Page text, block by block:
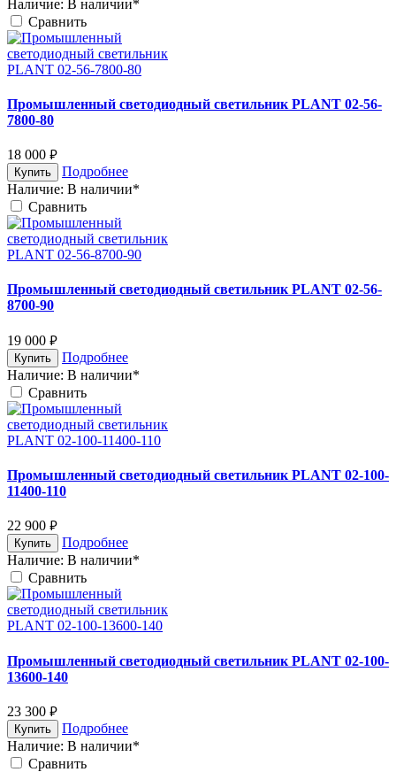
Наличие: В наличии*
Cравнить
Промышленный светодиодный светильник PLANT 02-56-
7800-80
18 000 руб.
Купить
Подробнее
Наличие: В наличии*
Cравнить
Промышленный светодиодный светильник PLANT 02-56-
8700-90
19 000 руб.
Купить
Подробнее
Наличие: В наличии*
Cравнить
Промышленный светодиодный светильник PLANT 02-100-
11400-110
22 900 руб.
Купить
Подробнее
Наличие: В наличии*
Cравнить
Промышленный светодиодный светильник PLANT 02-100-
13600-140
23 300 руб.
Купить
Подробнее
Наличие: В наличии*
Cравнить